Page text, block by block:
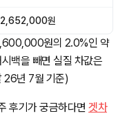
2,652,000원
원의 2.0%인 약
백을 빼면 실질 차값은
년 7월 기준)
후기가 궁금하다면 겟차